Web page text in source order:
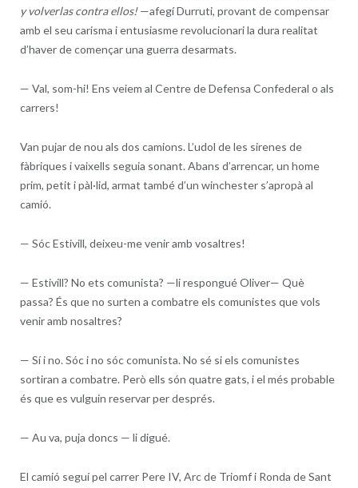
y volverlas contra ellos!—afegí Durruti, provant de compensar
amb el seu carisma i entusiasme revolucionari la dura realitat
d’haver de començar una guerra desarmats.
— Val, som-hi! Ens veiem al Centre de Defensa Confederal o als
carrers!
Van pujar de nou als dos camions. L’udol de les sirenes de
fàbriques i vaixells seguia sonant. Abans d’arrencar, un home
prim, petit i pàl·lid, armat també d’un winchester s’apropà al
camió.
— Sóc Estivill, deixeu-me venir amb vosaltres!
— Estivill? No ets comunista? —li respongué Oliver— Què
passa? És que no surten a combatre els comunistes que vols
venir amb nosaltres?
— Sí i no. Sóc i no sóc comunista. No sé si els comunistes
sortiran a combatre. Però ells són quatre gats, i el més probable
és que es vulguin reservar per després.
— Au va, puja doncs — li digué.
El camió seguí pel carrer Pere IV, Arc de Triomf i Ronda de Sant